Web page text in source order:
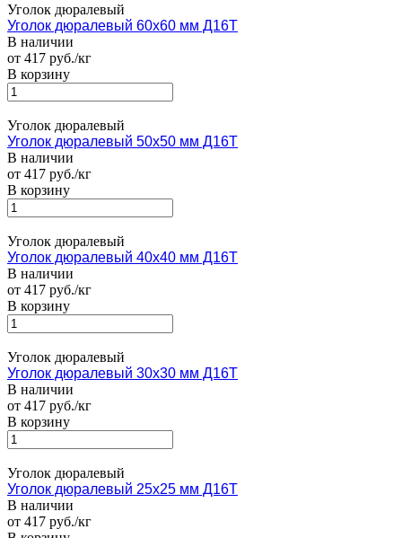
Уголок дюралевый
Уголок дюралевый 60х60 мм Д16Т
В наличии
от 417 руб./кг
В корзину
Уголок дюралевый
Уголок дюралевый 50х50 мм Д16Т
В наличии
от 417 руб./кг
В корзину
Уголок дюралевый
Уголок дюралевый 40х40 мм Д16Т
В наличии
от 417 руб./кг
В корзину
Уголок дюралевый
Уголок дюралевый 30х30 мм Д16Т
В наличии
от 417 руб./кг
В корзину
Уголок дюралевый
Уголок дюралевый 25х25 мм Д16Т
В наличии
от 417 руб./кг